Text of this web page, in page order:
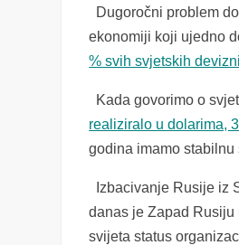
Dugoročni problem
ekonomiji koji ujedno
% svih svjetskih
Kada govorimo o
realiziralo u dolarima,
godina imamo
Izbacivanje Rusije iz
danas je Zapad Rusiju
svijeta status